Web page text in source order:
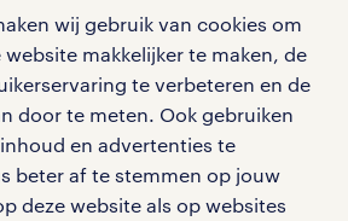
wij gebruik van cookies om
makkelijker te maken, de
te verbeteren en de
door te meten. Ook gebruiken
en advertenties te
beter af te stemmen op jouw
deze website als op websites
content omtrent
en inspiratie.